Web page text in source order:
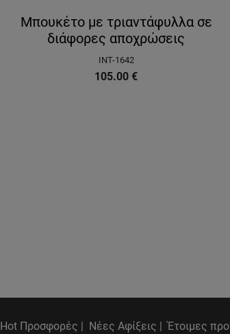
Μπουκέτο με τριαντάφυλλα σε
διάφορες αποχρώσεις
INT-1642
105.00 €
Hot Προσφορές | Νέες Αφίξεις | Έτοιμες